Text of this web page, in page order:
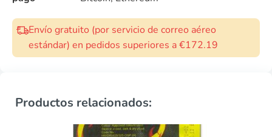
Envío gratuito (por servicio de correo aéreo
estándar) en pedidos superiores a €172.19
Productos relacionados: